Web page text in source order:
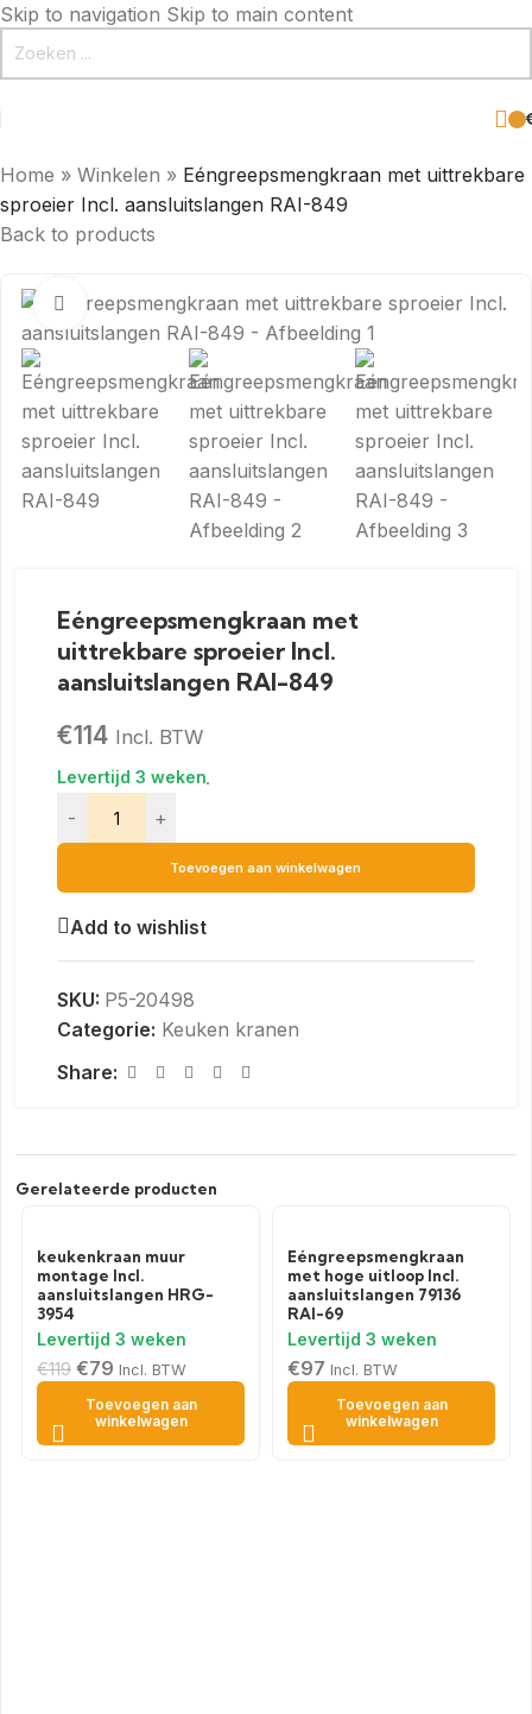
Skip to navigation Skip to main content
Home » Winkelen » Eéngreepsmengkraan met uittrekbare
sproeier Incl. aansluitslangen RAI-849
Back to products
Click to enlarge
Eéngreepsmengkraan met
uittrekbare sproeier Incl.
aansluitslangen RAI-849
€114 Incl. BTW
- +
Toevoegen aan winkelwagen
Add to wishlist
SKU: P5-20498
Categorie: Keuken kranen
Share:
Gerelateerde producten
keukenkraan muur
montage Incl.
aansluitslangen HRG-
3954
€119 €79 Incl. BTW
Toevoegen aan
winkelwagen
Eéngreepsmengkraan
met hoge uitloop Incl.
aansluitslangen 79136
RAI-69
€97 Incl. BTW
Toevoegen aan
winkelwagen